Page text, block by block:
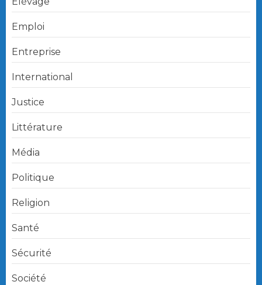
Emploi
Entreprise
International
Justice
Littérature
Média
Politique
Religion
Santé
Sécurité
Société